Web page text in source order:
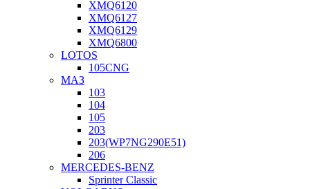
XMQ6120
XMQ6127
XMQ6129
XMQ6800
LOTOS
105CNG
МАЗ
103
104
105
203
203(WP7NG290E51)
206
MERCEDES-BENZ
Sprinter Classic